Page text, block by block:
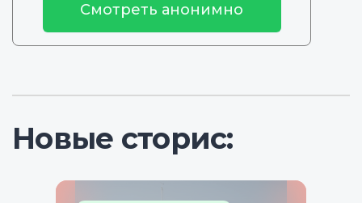
Смотреть анонимно
Новые сторис: